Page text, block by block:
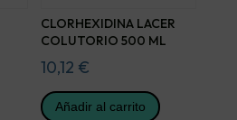
CLORHEXIDINA LACER
COLUTORIO 500 ML
10,12 €
Añadir al carrito